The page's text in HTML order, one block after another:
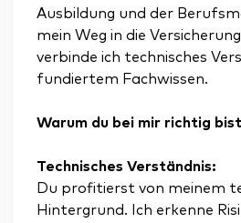
Ausbildung und der
mein Weg in die
verbinde ich technisches
fundiertem Fachwissen.
Warum du bei mir richtig
Technisches Verständnis:
Du profitierst von meinem
Hintergrund. Ich erkenne